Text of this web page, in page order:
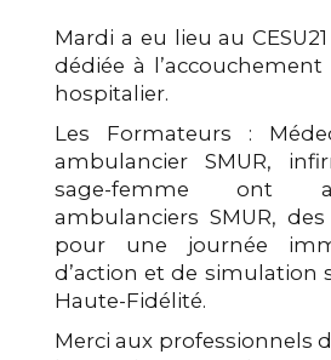
Mardi a eu lieu au
dédiée à
hospitalier.
Les Formateurs :
ambulancier SMUR,
sage-femme ont
ambulanciers SMUR,
pour une journée
d’action et de simulation
Haute-Fidélité.
Merci aux professionnels